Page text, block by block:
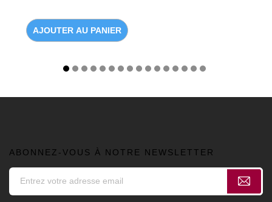
AJOUTER AU PANIER
ABONNEZ-VOUS À NOTRE NEWSLETTER